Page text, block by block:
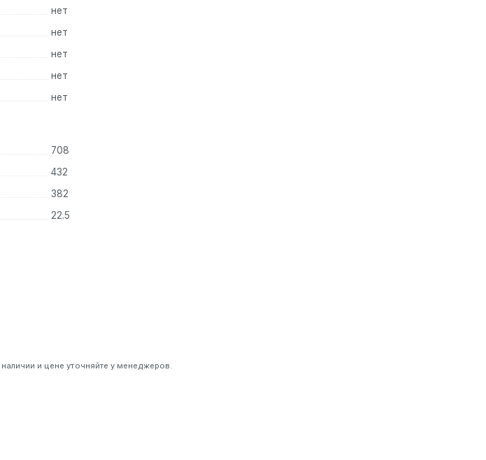
нет
нет
нет
нет
нет
708
432
382
22.5
и цене уточняйте у менеджеров.